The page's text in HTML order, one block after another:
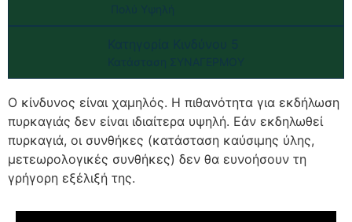
Κατηγορία Κινδύνου 5
Κατάσταση ΣΥΝΑΓΕΡΜΟΥ
Ο κίνδυνος είναι χαμηλός. Η πιθανότητα για εκδήλωση
πυρκαγιάς δεν είναι ιδιαίτερα υψηλή. Εάν εκδηλωθεί
πυρκαγιά, οι συνθήκες (κατάσταση καύσιμης ύλης,
μετεωρολογικές συνθήκες) δεν θα ευνοήσουν τη
γρήγορη εξέλιξή της.